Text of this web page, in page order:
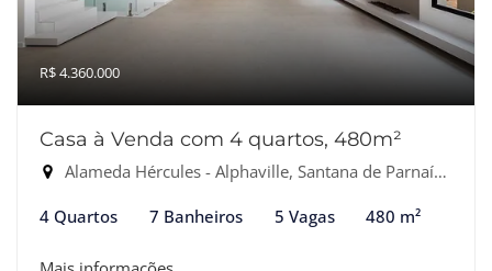
R$ 4.360.000
Casa à Venda com 4 quartos, 480m²
Alameda Hércules - Alphaville, Santana de Parnaíba-SP
4 Quartos 7 Banheiros 5 Vagas 480 m²